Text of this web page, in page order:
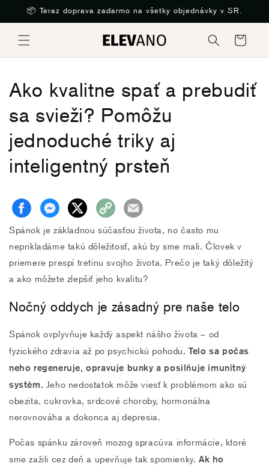
Preskočiť
na obsah
📦 Teraz doprava zadarmo na všetky objednávky v SR.
Košík
Ako kvalitne spať a prebudiť
sa svieži? Pomôžu
jednoduché triky aj
inteligentný prsteň
Spánok je základnou súčasťou života, no často mu
neprikladáme takú dôležitosť, akú by sme mali. Človek v
priemere prespí tretinu svojho života. Prečo je taký dôležitý
a ako môžete zlepšiť jeho kvalitu?
Nočný oddych je zásadný pre naše telo
Spánok ovplyvňuje každý aspekt nášho života – od
fyzického zdravia až po psychickú pohodu.Telo sa počas
neho regeneruje, opravuje bunky a posilňuje imunitný
systém. Jeho nedostatok môže viesť k problémom ako sú
obezita, cukrovka, srdcové choroby, hormonálna
nerovnováha a dokonca aj depresia.
Počas spánku zároveň mozog spracúva informácie, ktoré
sme zažili cez deň a upevňuje tak spomienky.Ak ho